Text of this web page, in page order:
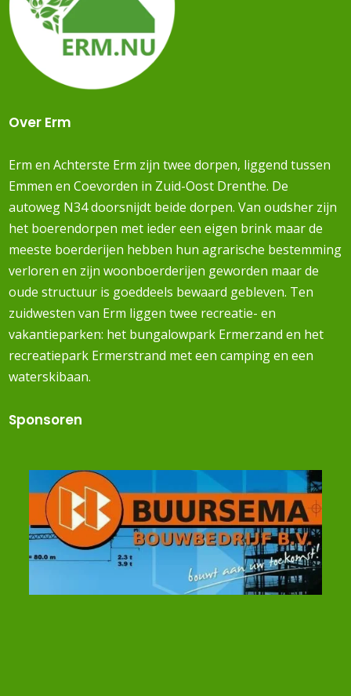
Over Erm
Erm en Achterste Erm zijn twee dorpen, liggend tussen
Emmen en Coevorden in Zuid-Oost Drenthe. De
autoweg N34 doorsnijdt beide dorpen. Van oudsher zijn
het boerendorpen met ieder een eigen brink maar de
meeste boerderijen hebben hun agrarische bestemming
verloren en zijn woonboerderijen geworden maar de
oude structuur is goeddeels bewaard gebleven. Ten
zuidwesten van Erm liggen twee recreatie- en
vakantieparken: het bungalowpark Ermerzand en het
recreatiepark Ermerstrand met een camping en een
waterskibaan.
Sponsoren